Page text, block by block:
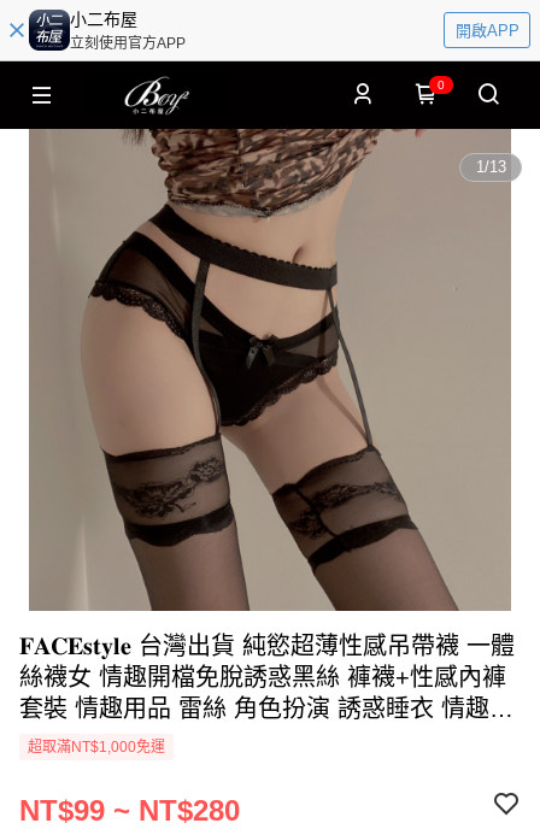
小二布屋
立刻使用官方APP
開啟APP
0
1/13
𝐅𝐀𝐂𝐄𝐬𝐭𝐲𝐥𝐞 台灣出貨 純慾超薄性感吊帶襪 一體
絲襪女 情趣開檔免脫誘惑黑絲 褲襪+性感內褲
套裝 情趣用品 雷絲 角色扮演 誘惑睡衣 情趣睡
衣
超取滿NT$1,000免運
NT$99 ~ NT$280